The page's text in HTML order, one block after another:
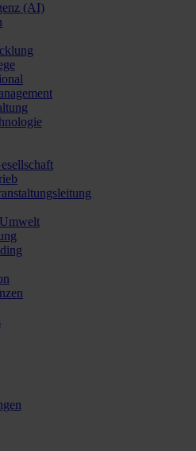
(AI)